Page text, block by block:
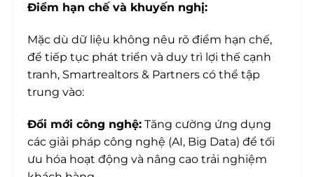
Điểm hạn chế và khuyến nghị:
Mặc dù dữ liệu không nêu rõ điểm hạn chế,
để tiếp tục phát triển và duy trì lợi thế cạnh
tranh, Smartrealtors & Partners có thể tập
trung vào:
Đổi mới công nghệ: Tăng cường ứng dụng
các giải pháp công nghệ (AI, Big Data) để tối
ưu hóa hoạt động và nâng cao trải nghiệm